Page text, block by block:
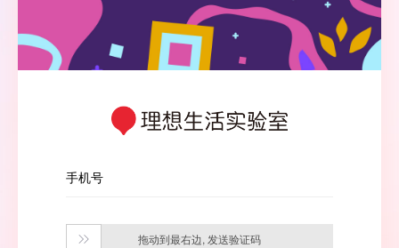
手机号
 拖动到最右边, 发送验证码